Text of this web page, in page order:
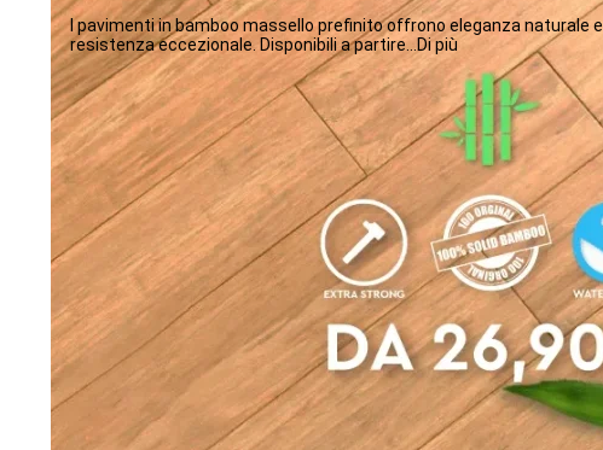
I pavimenti in bamboo massello prefinito offrono eleganza naturale e
resistenza eccezionale. Disponibili a partire...Di più